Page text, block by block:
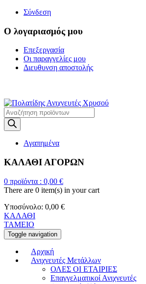
Σύνδεση
Ο λογαριασμός μου
Επεξεργασία
Οι παραγγελίες μου
Διευθυνση αποστολής
Products
search
Αγαπημένα
ΚΑΛΑΘΙ ΑΓΟΡΩΝ
0 προϊόντα : 0,00 €
There are 0 item(s) in your cart
Υποσύνολο: 0,00 €
ΚΑΛΑΘΙ
ΤΑΜΕΙΟ
Toggle navigation
Αρχική
Ανιχνευτές Μετάλλων
ΟΛΕΣ ΟΙ ΕΤΑΙΡΙΕΣ
Επαγγελματικοί Ανιχνευτές